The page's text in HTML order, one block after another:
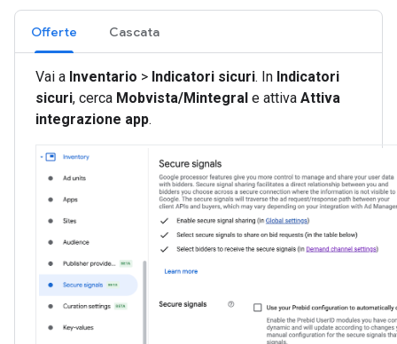
Offerte Cascata
Vai a Inventario > Indicatori sicuri. In Indicatori
sicuri, cerca Mobvista/Mintegral e attiva Attiva
integrazione app.